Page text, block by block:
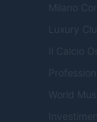
Milano
Luxury
Il Calcio
World